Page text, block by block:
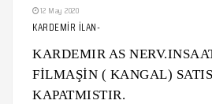
12 May 2020
KARDEMİR İLAN-
KARDEMIR AS
FİLMAŞİN ( KANGAL)
KAPATMISTIR.